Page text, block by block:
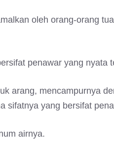
oleh orang-orang
penawar yang nyata
arang, mencampurnya
sifatnya yang bersifat
airnya.